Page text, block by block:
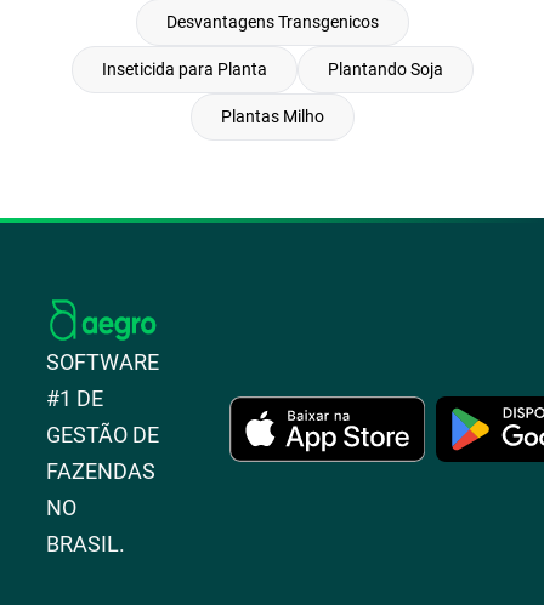
Desvantagens Transgenicos
Inseticida para Planta Plantando Soja
Plantas Milho
SOFTWARE
#1 DE
GESTÃO DE
FAZENDAS
NO
BRASIL.